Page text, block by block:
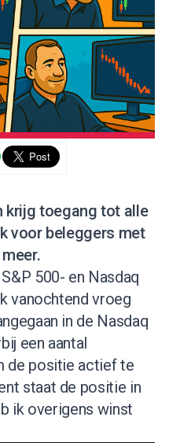
krijg toegang tot alle
voor beleggers met
500- en Nasdaq
vanochtend vroeg
in de Nasdaq
een aantal
de positie actief te
staat de positie in
ik overigens winst